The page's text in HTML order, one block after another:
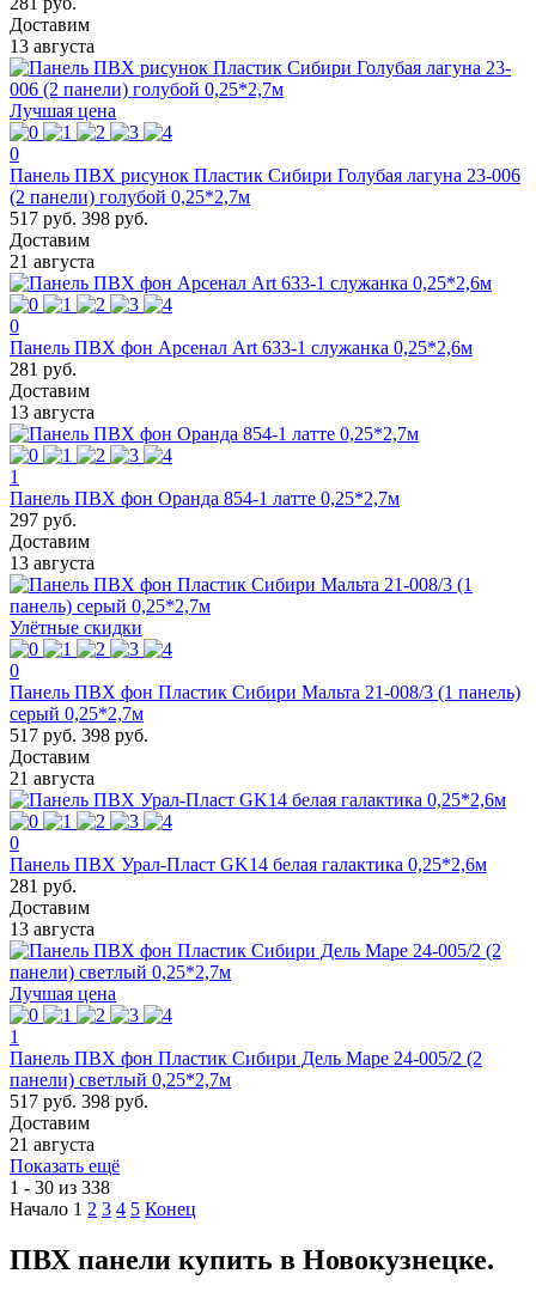
Доставим
13 августа
Лучшая цена
0
Панель ПВХ рисунок Пластик Сибири Голубая лагуна 23-006
(2 панели) голубой 0,25*2,7м
517 руб. 398 руб.
Доставим
21 августа
0
Панель ПВХ фон Арсенал Art 633-1 служанка 0,25*2,6м
281 руб.
Доставим
13 августа
1
Панель ПВХ фон Оранда 854-1 латте 0,25*2,7м
297 руб.
Доставим
13 августа
Улётные скидки
0
Панель ПВХ фон Пластик Сибири Мальта 21-008/3 (1 панель)
серый 0,25*2,7м
517 руб. 398 руб.
Доставим
21 августа
0
Панель ПВХ Урал-Пласт GK14 белая галактика 0,25*2,6м
281 руб.
Доставим
13 августа
Лучшая цена
1
Панель ПВХ фон Пластик Сибири Дель Маре 24-005/2 (2
панели) светлый 0,25*2,7м
517 руб. 398 руб.
Доставим
21 августа
Показать ещё
1 - 30 из 338
Начало 1 2 3 4 5 Конец
ПВХ панели купить в Новокузнецке.